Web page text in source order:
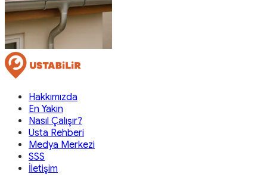
Hakkımızda
En Yakın
Nasıl Çalışır?
Usta Rehberi
Medya Merkezi
SSS
İletişim